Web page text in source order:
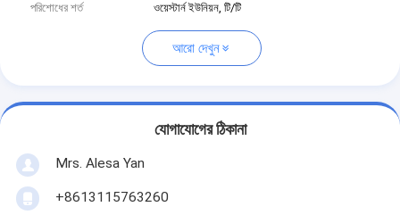
পরিশোধের শর্ত
ওয়েস্টার্ন ইউনিয়ন, টি/টি
আরো দেখুন
যোগাযোগের ঠিকানা
Mrs. Alesa Yan
+8613115763260